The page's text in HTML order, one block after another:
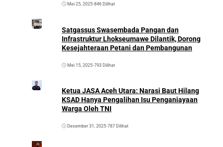
Mei 25, 2025•846 Dilihat
Satgassus Swasembada Pangan dan
Infrastruktur Lhokseumawe Dilantik, Dorong
Kesejahteraan Petani dan Pembangunan
Mei 15, 2025•793 Dilihat
Ketua JASA Aceh Utara: Narasi Baut Hilang
KSAD Hanya Pengalihan Isu Penganiayaan
Warga Oleh TNI
Desember 31, 2025•787 Dilihat